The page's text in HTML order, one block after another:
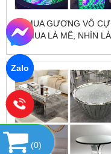
🌈 MUA GƯƠNG VÔ
MUA LÀ MÊ, NHÌN LÀ
(0)
Zalo